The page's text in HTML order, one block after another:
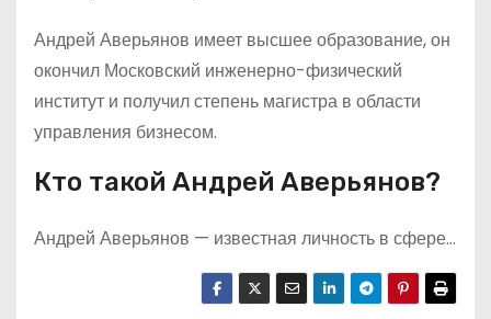
Андрей Аверьянов имеет высшее образование, он
окончил Московский инженерно-физический
институт и получил степень магистра в области
управления бизнесом.
Кто такой Андрей Аверьянов?
Андрей Аверьянов — известная личность в сфере…